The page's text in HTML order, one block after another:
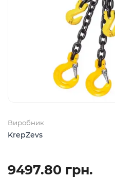
Виробник
KrepZevs
9497.80 грн.